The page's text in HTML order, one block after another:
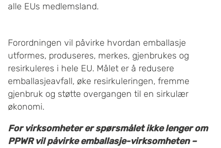
alle EUs medlemsland.
Forordningen vil påvirke hvordan emballasje
utformes, produseres, merkes, gjenbrukes og
resirkuleres i hele EU. Målet er å redusere
emballasjeavfall, øke resirkuleringen, fremme
gjenbruk og støtte overgangen til en sirkulær
økonomi.
For virksomheter er spørsmålet ikke lenger om
PPWR vil påvirke emballasje-virksomheten –